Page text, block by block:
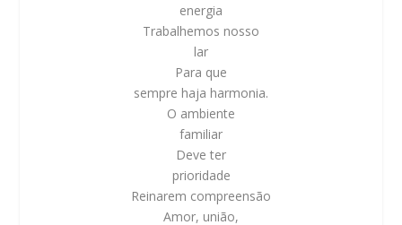
energia
Trabalhemos nosso
lar
Para que
sempre haja harmonia.
O ambiente
familiar
Deve ter
prioridade
Reinarem compreensão
Amor, união,